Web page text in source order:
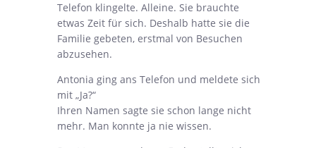
Telefon klingelte. Alleine. Sie brauchte
etwas Zeit für sich. Deshalb hatte sie die
Familie gebeten, erstmal von Besuchen
abzusehen.
Antonia ging ans Telefon und meldete sich
mit „Ja?“
Ihren Namen sagte sie schon lange nicht
mehr. Man konnte ja nie wissen.